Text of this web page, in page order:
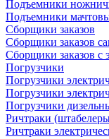
Подъемники
Подъемники
Сборщики заказов
Сборщики заказов
Сборщики заказов с
Погрузчики
Погрузчики
Погрузчики
Погрузчики
Ричтраки
Ричтраки